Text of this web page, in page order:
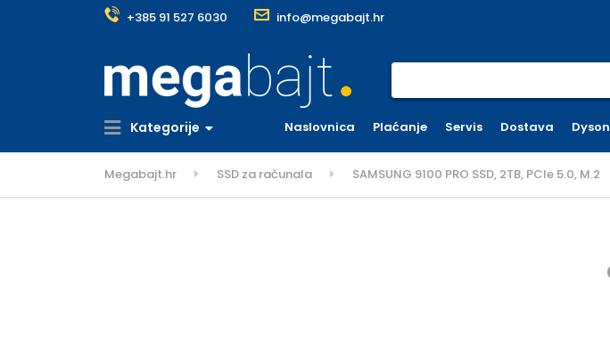
+385 91 527 6030 info@megabajt.hr
Kategorije Naslovnica Plaćanje Servis Dostava Dyson
Megabajt.hr SSD za računala SAMSUNG 9100 PRO SSD, 2TB, PCIe 5.0, M.2